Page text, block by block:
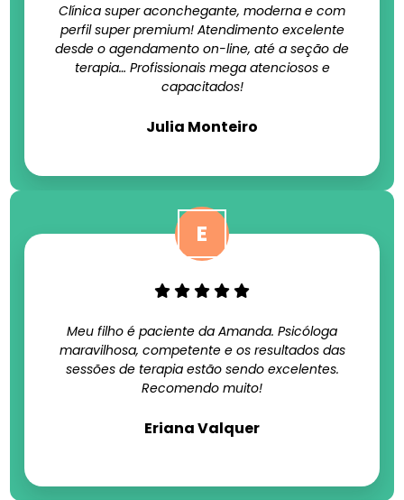
Clínica super aconchegante, moderna e com
perfil super premium! Atendimento excelente
desde o agendamento on-line, até a seção de
terapia… Profissionais mega atenciosos e
capacitados!
Julia Monteiro
Meu filho é paciente da Amanda. Psicóloga
maravilhosa, competente e os resultados das
sessões de terapia estão sendo excelentes.
Recomendo muito!
Eriana Valquer